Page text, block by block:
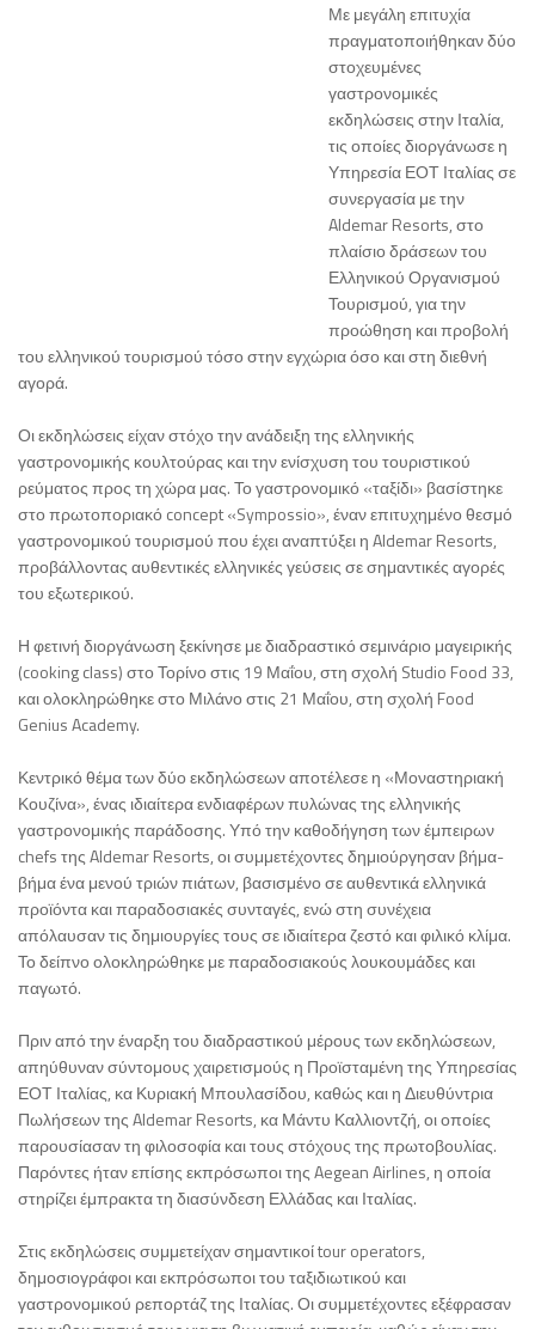
Με μεγάλη επιτυχία
πραγματοποιήθηκαν δύο
στοχευμένες
γαστρονομικές
εκδηλώσεις στην Ιταλία,
τις οποίες διοργάνωσε η
Υπηρεσία ΕΟΤ Ιταλίας σε
συνεργασία με την
Aldemar Resorts, στο
πλαίσιο δράσεων του
Ελληνικού Οργανισμού
Τουρισμού, για την
προώθηση και προβολή
του ελληνικού τουρισμού τόσο στην εγχώρια όσο και στη διεθνή
αγορά.
Οι εκδηλώσεις είχαν στόχο την ανάδειξη της ελληνικής
γαστρονομικής κουλτούρας και την ενίσχυση του τουριστικού
ρεύματος προς τη χώρα μας. Το γαστρονομικό «ταξίδι» βασίστηκε
στο πρωτοποριακό concept «Sympossio», έναν επιτυχημένο θεσμό
γαστρονομικού τουρισμού που έχει αναπτύξει η Aldemar Resorts,
προβάλλοντας αυθεντικές ελληνικές γεύσεις σε σημαντικές αγορές
του εξωτερικού.
Η φετινή διοργάνωση ξεκίνησε με διαδραστικό σεμινάριο μαγειρικής
(cooking class) στο Τορίνο στις 19 Μαΐου, στη σχολή Studio Food 33,
και ολοκληρώθηκε στο Μιλάνο στις 21 Μαΐου, στη σχολή Food
Genius Academy.
Κεντρικό θέμα των δύο εκδηλώσεων αποτέλεσε η «Μοναστηριακή
Κουζίνα», ένας ιδιαίτερα ενδιαφέρων πυλώνας της ελληνικής
γαστρονομικής παράδοσης. Υπό την καθοδήγηση των έμπειρων
chefs της Aldemar Resorts, οι συμμετέχοντες δημιούργησαν βήμα-
βήμα ένα μενού τριών πιάτων, βασισμένο σε αυθεντικά ελληνικά
προϊόντα και παραδοσιακές συνταγές, ενώ στη συνέχεια
απόλαυσαν τις δημιουργίες τους σε ιδιαίτερα ζεστό και φιλικό κλίμα.
Το δείπνο ολοκληρώθηκε με παραδοσιακούς λουκουμάδες και
παγωτό.
Πριν από την έναρξη του διαδραστικού μέρους των εκδηλώσεων,
απηύθυναν σύντομους χαιρετισμούς η Προϊσταμένη της Υπηρεσίας
ΕΟΤ Ιταλίας, κα Κυριακή Μπουλασίδου, καθώς και η Διευθύντρια
Πωλήσεων της Aldemar Resorts, κα Μάντυ Καλλιοντζή, οι οποίες
παρουσίασαν τη φιλοσοφία και τους στόχους της πρωτοβουλίας.
Παρόντες ήταν επίσης εκπρόσωποι της Aegean Airlines, η οποία
στηρίζει έμπρακτα τη διασύνδεση Ελλάδας και Ιταλίας.
Στις εκδηλώσεις συμμετείχαν σημαντικοί tour operators,
δημοσιογράφοι και εκπρόσωποι του ταξιδιωτικού και
γαστρονομικού ρεπορτάζ της Ιταλίας. Οι συμμετέχοντες εξέφρασαν